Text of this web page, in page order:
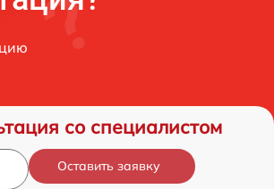
со специалистом
Оставить заявку